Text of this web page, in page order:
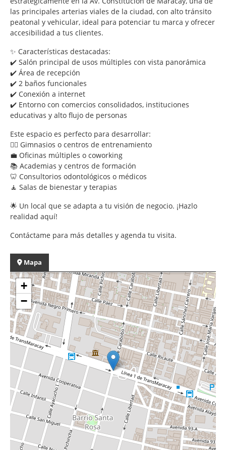
las principales arterias viales de la ciudad, con alto tránsito
peatonal y vehicular, ideal para potenciar tu marca y ofrecer
accesibilidad a tus clientes.
✨ Características destacadas:
✔️ Salón principal de usos múltiples con vista panorámica
✔️ Área de recepción
✔️ 2 baños funcionales
✔️ Conexión a internet
✔️ Entorno con comercios consolidados, instituciones
educativas y alto flujo de personas
Este espacio es perfecto para desarrollar:
🏋️‍♂️ Gimnasios o centros de entrenamiento
💼 Oficinas múltiples o coworking
📚 Academias y centros de formación
🦷 Consultorios odontológicos o médicos
🧘 Salas de bienestar y terapias
🌟 Un local que se adapta a tu visión de negocio. ¡Hazlo
realidad aquí!
Contáctame para más detalles y agenda tu visita.
Mapa
+
−